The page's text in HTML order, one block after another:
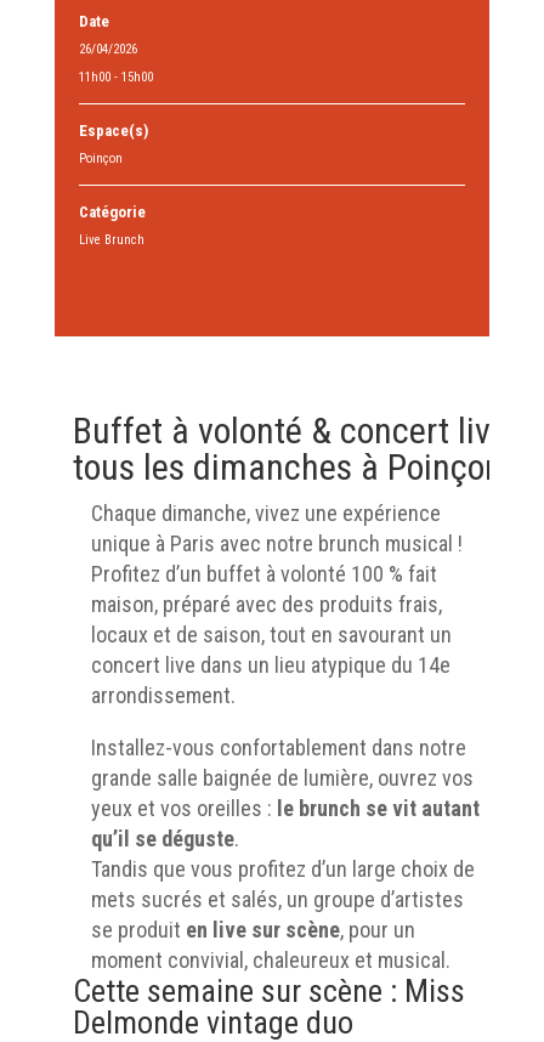
Date
26/04/2026
11h00 - 15h00
Espace(s)
Poinçon
Catégorie
Live Brunch
Buffet à volonté & concert live
tous les dimanches à Poinçon
Chaque dimanche, vivez une expérience
unique à Paris avec notre brunch musical !
Profitez d’un buffet à volonté 100 % fait
maison, préparé avec des produits frais,
locaux et de saison, tout en savourant un
concert live dans un lieu atypique du 14e
arrondissement.
Installez-vous confortablement dans notre
grande salle baignée de lumière, ouvrez vos
yeux et vos oreilles : le brunch se vit autant
qu’il se déguste.
Tandis que vous profitez d’un large choix de
mets sucrés et salés, un groupe d’artistes
se produit en live sur scène, pour un
moment convivial, chaleureux et musical.
Cette semaine sur scène : Miss
Delmonde vintage duo